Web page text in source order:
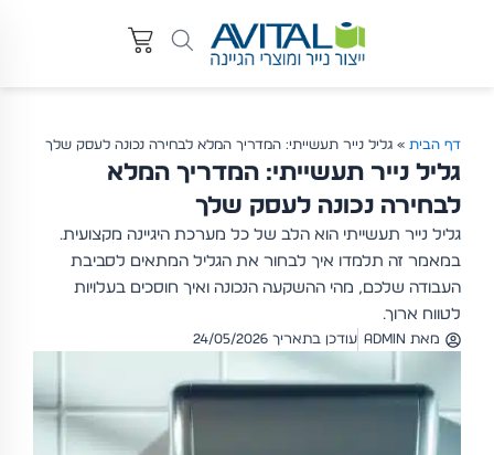
דף הבית » גליל נייר תעשייתי: המדריך המלא לבחירה נכונה לעסק שלך
גליל נייר תעשייתי: המדריך המלא
לבחירה נכונה לעסק שלך
גליל נייר תעשייתי הוא הלב של כל מערכת היגיינה מקצועית.
במאמר זה תלמדו איך לבחור את הגליל המתאים לסביבת
העבודה שלכם, מהי ההשקעה הנכונה ואיך חוסכים בעלויות
לטווח ארוך.
מאת admin עודכן בתאריך 24/05/2026